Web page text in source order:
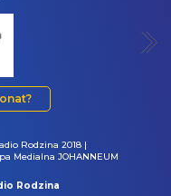
Rodzina 2018 |
Medialna JOHANNEUM
Rodzina